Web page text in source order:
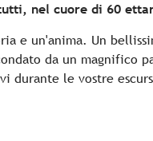
nel cuore di 60
e un'anima. Un
da un magnifico
durante le vostre